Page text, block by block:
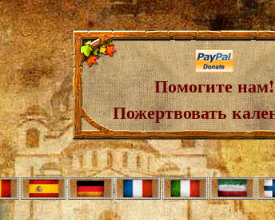
Помогите нам!
Пожертвовать